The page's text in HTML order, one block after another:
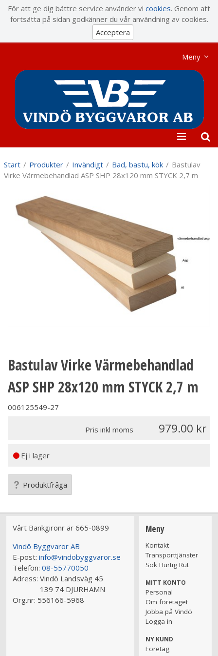
För att ge dig bättre service använder vi cookies. Genom att
fortsätta på sidan godkänner du vår användning av cookies.
Acceptera
Meny
Start / Produkter / Invändigt / Bad, bastu, kök / Bastulav
Virke Värmebehandlad ASP SHP 28x120 mm STYCK 2,7 m
Bastulav Virke Värmebehandlad
ASP SHP 28x120 mm STYCK 2,7 m
006125549-27
Pris inkl moms 979.00
Ej i lager
Produktfråga
Vårt Bankgironr är 665-0899
Vindö Byggvaror AB
E-post: info@vindobyggvaror.se
Telefon: 08-55770050
Adress: Vindö Landsväg 45
139 74 DJURHAMN
Org.nr: 556166-5968
Meny
Kontakt
Transporttjänster
Sök Hurtig Rut
MITT KONTO
Personal
Om företaget
Jobba på Vindö
Logga in
NY KUND
Företag
Visa varukorgen Till kassan